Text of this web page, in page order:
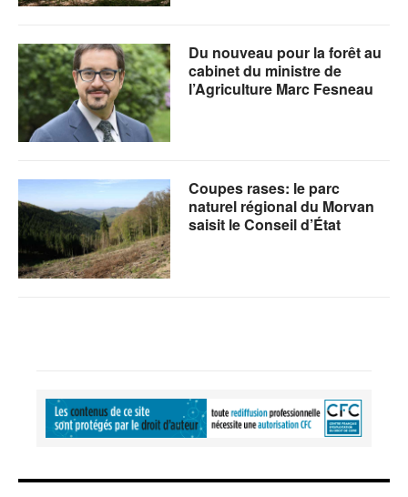
Du nouveau pour la forêt au
cabinet du ministre de
l’Agriculture Marc Fesneau
Coupes rases: le parc
naturel régional du Morvan
saisit le Conseil d’État